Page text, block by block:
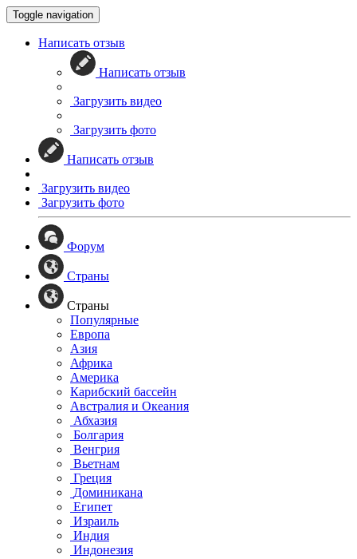
Toggle navigation
Написать отзыв
Написать отзыв
Загрузить видео
Загрузить фото
Написать отзыв
Загрузить видео
Загрузить фото
Форум
Страны
Страны
Популярные
Европа
Азия
Африка
Америка
Карибский бассейн
Австралия и Океания
Абхазия
Болгария
Венгрия
Вьетнам
Греция
Доминикана
Египет
Израиль
Индия
Индонезия